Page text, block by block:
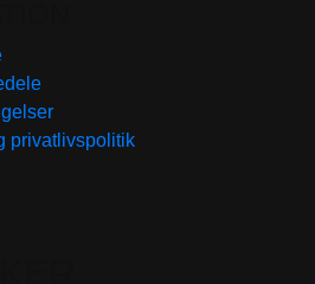
privatlivspolitik